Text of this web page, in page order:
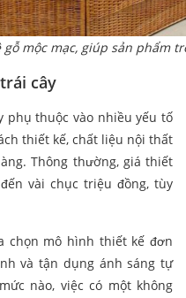
mộc mạc, giúp sản phẩm
cây
phụ thuộc vào nhiều yếu tố
thiết kế, chất liệu nội thất
Thông thường, giá thiết
vài chục triệu đồng, tùy
chọn mô hình thiết kế đơn
và tận dụng ánh sáng tự
nào, việc có một không